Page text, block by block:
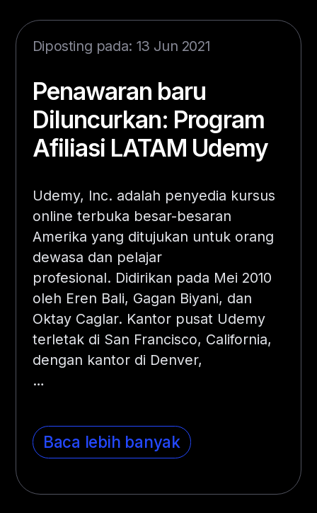
Diposting pada: 13 Jun 2021
Penawaran baru
Diluncurkan: Program
Afiliasi LATAM Udemy
Udemy, Inc. adalah penyedia kursus
online terbuka besar-besaran
Amerika yang ditujukan untuk orang
dewasa dan pelajar
profesional. Didirikan pada Mei 2010
oleh Eren Bali, Gagan Biyani, dan
Oktay Caglar. Kantor pusat Udemy
terletak di San Francisco, California,
dengan kantor di Denver,
…
Baca lebih banyak